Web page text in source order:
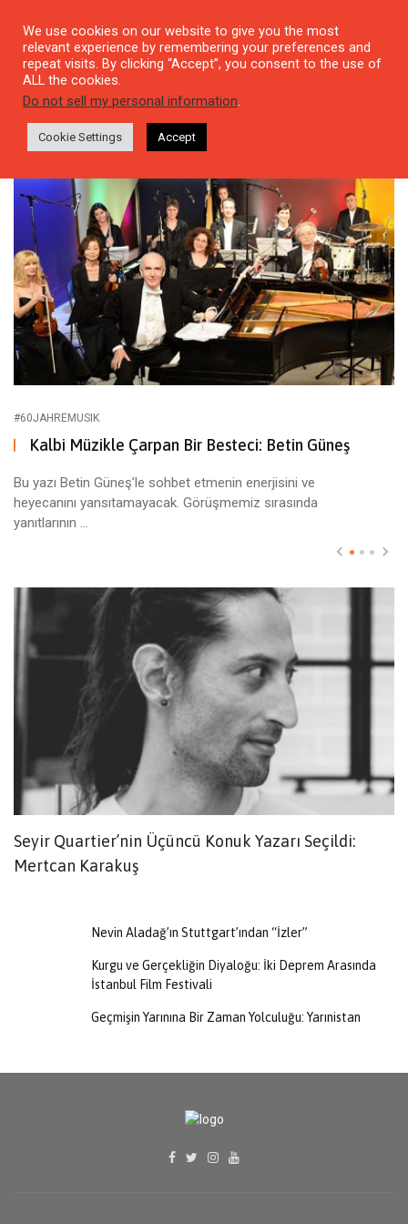
Tag: 7 Nota 7 Kıta
#60JAHREMUSIK
Kalbi Müzikle Çarpan Bir Besteci: Betin Güneş
Bu yazı Betin Güneş’le sohbet etmenin enerjisini ve
heyecanını yansıtamayacak. Görüşmemiz sırasında
yanıtlarının ...
Seyir Quartier’nin Üçüncü Konuk Yazarı Seçildi:
Mertcan Karakuş
Nevin Aladağ’ın Stuttgart’ından “İzler”
Kurgu ve Gerçekliğin Diyaloğu: İki Deprem Arasında
İstanbul Film Festivali
Geçmişin Yarınına Bir Zaman Yolculuğu: Yarınistan
We use cookies on our website to give you the most
relevant experience by remembering your preferences and
repeat visits. By clicking “Accept”, you consent to the use of
ALL the cookies.
Do not sell my personal information.
Cookie Settings Accept